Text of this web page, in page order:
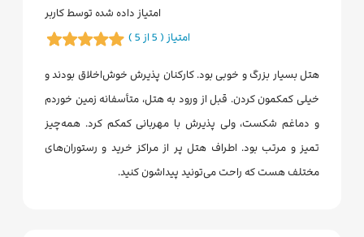
امتیاز داده شده توسط کاربر
امتیاز ( 5 از 5 )
هتل بسیار بزرگ و خوبی بود. کارکنان پذیرش خوش‌اخلاق بودند و
خیلی کمکمون کردن. قبل از ورود به هتل، متأسفانه زمین خوردم
و دماغم شکست، ولی پذیرش با مهربانی کمکم کرد. همه‌چیز
تمیز و مرتب بود. اطراف هتل پر از مراکز خرید و رستوران‌های
مختلف هست که راحت می‌تونید پیداشون کنید.